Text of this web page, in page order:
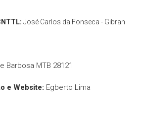
José Carlos da Fonseca - Gibran
Barbosa MTB 28121
e Website: Egberto Lima